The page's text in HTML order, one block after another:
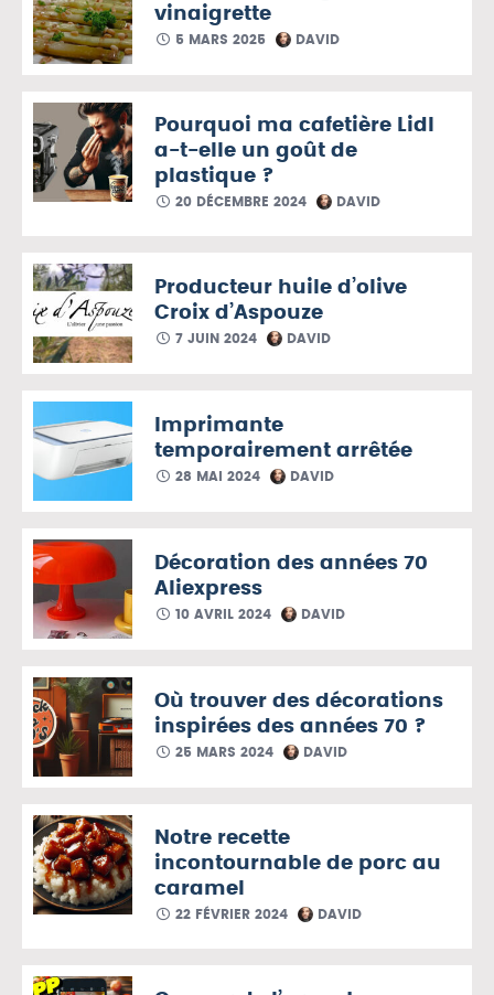
vinaigrette
5 MARS 2025 DAVID
Pourquoi ma cafetière Lidl
a-t-elle un goût de
plastique ?
20 DÉCEMBRE 2024 DAVID
Producteur huile d’olive
Croix d’Aspouze
7 JUIN 2024 DAVID
Imprimante
temporairement arrêtée
28 MAI 2024 DAVID
Décoration des années 70
Aliexpress
10 AVRIL 2024 DAVID
Où trouver des décorations
inspirées des années 70 ?
25 MARS 2024 DAVID
Notre recette
incontournable de porc au
caramel
22 FÉVRIER 2024 DAVID